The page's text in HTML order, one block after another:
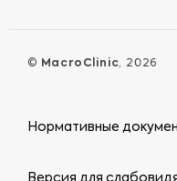
© MacroClinic, 2026
Нормативные
Версия для